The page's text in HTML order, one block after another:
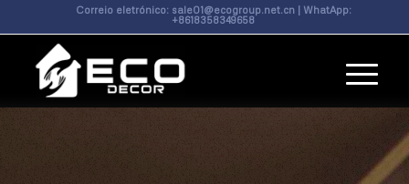
Correio eletrónico: sale01@ecogroup.net.cn| WhatApp:
+8618358349658